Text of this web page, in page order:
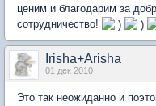
ценим и благодарим за
сотрудничество!
Irisha+Arisha
01 дек 2010
Это так неожиданно и